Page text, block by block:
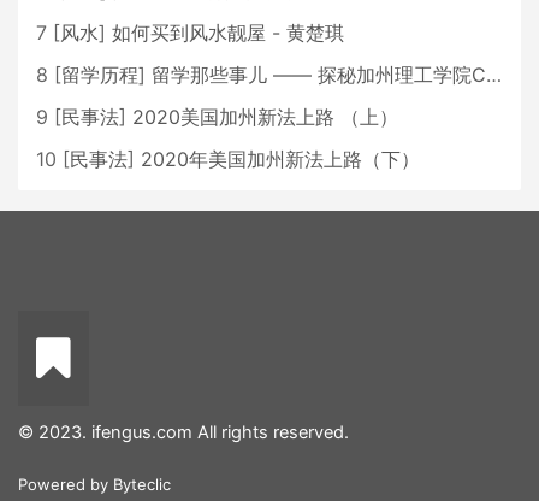
7 [风水] 如何买到风水靓屋 - 黄楚琪
8 [留学历程] 留学那些事儿 —— 探秘加州理工学院Caltech博士生活 [上集]
9 [民事法] 2020美国加州新法上路 （上）
10 [民事法] 2020年美国加州新法上路（下）
© 2023. ifengus.com All rights reserved.
Powered by Byteclic